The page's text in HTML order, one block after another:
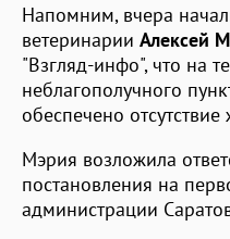
Напомним, вчера
ветеринарии Алексей
"Взгляд-инфо", что на
неблагополучного
обеспечено
Мэрия возложила
постановления на
администрации